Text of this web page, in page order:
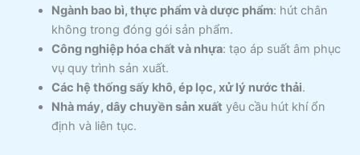
Ngành bao bì, thực phẩm và dược phẩm: hút chân
không trong đóng gói sản phẩm.
Công nghiệp hóa chất và nhựa: tạo áp suất âm phục
vụ quy trình sản xuất.
Các hệ thống sấy khô, ép lọc, xử lý nước thải.
Nhà máy, dây chuyền sản xuất yêu cầu hút khí ổn
định và liên tục.